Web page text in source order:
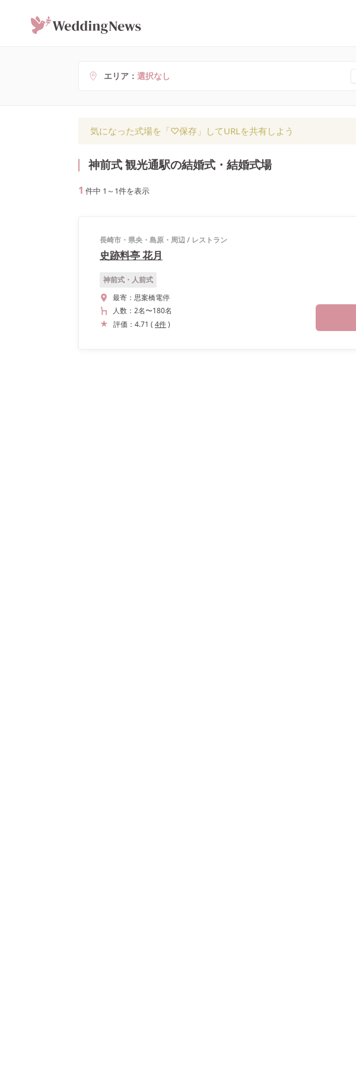
エリア 選択なし
気になった式場を「♡保存」してURLを共有しよう
神前式 観光通駅の結婚式・結婚式場
1 件中 1 ～ 1件を表示
長崎市・県央・島原・周辺/ レストラン
史跡料亭 花月
神前式・人前式
最寄： 思案橋電停
人数： 2名〜180名
評価： 4.71 ( 4件)